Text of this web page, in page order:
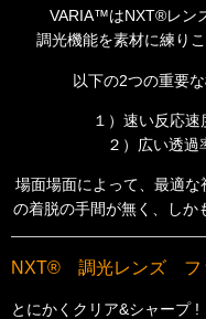
VARIA™はNXT®レン
調光機能を素材に練り
以下の2つの重要
１）速い反応速
２）広い透過
場面場面によって、最適
の着脱の手間が無く、
しか
NXT® 調光レンズ フ
とにかくクリア&シャープ